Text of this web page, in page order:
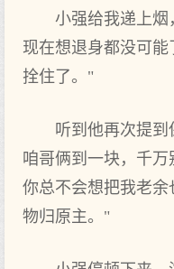
小强给我递上
现在想退身都没可
拴住了。"
听到他再次提
咱哥俩到一块，千万
你总不会想把我老
物归原主。"